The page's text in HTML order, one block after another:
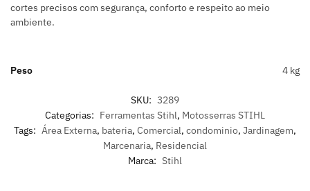
cortes precisos com segurança, conforto e respeito ao meio
ambiente.
Peso 4 kg
SKU: 3289
Categorias: Ferramentas Stihl, Motosserras STIHL
Tags: Área Externa, bateria, Comercial, condominio, Jardinagem,
Marcenaria, Residencial
Marca: Stihl